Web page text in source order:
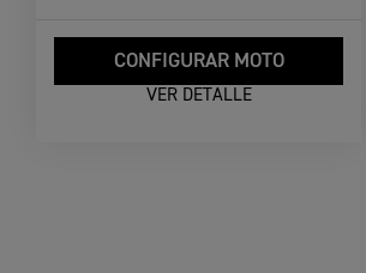
CONFIGURAR MOTO
VER DETALLE